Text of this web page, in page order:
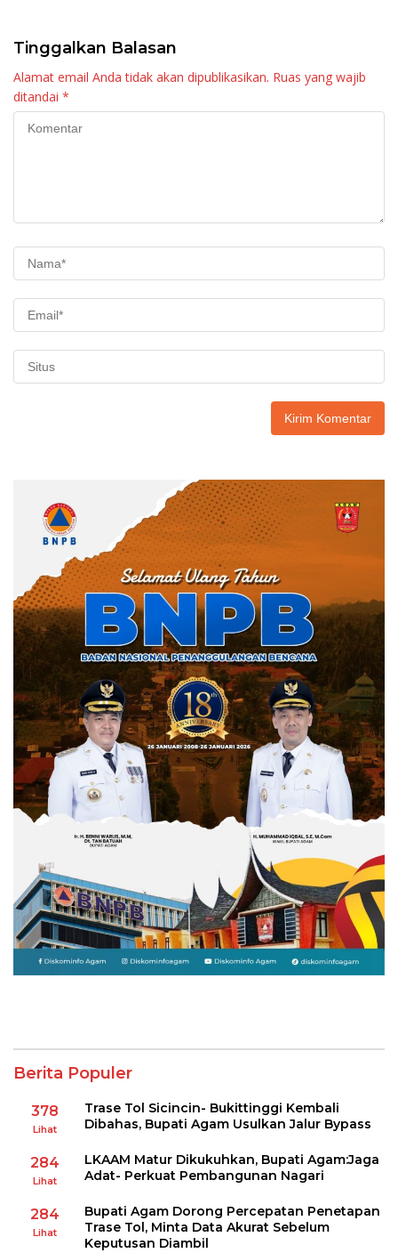
Tinggalkan Balasan
Alamat email Anda tidak akan dipublikasikan. Ruas yang wajib
ditandai *
Berita Populer
378
Lihat
Trase Tol Sicincin- Bukittinggi Kembali
Dibahas, Bupati Agam Usulkan Jalur Bypass
284
Lihat
LKAAM Matur Dikukuhkan, Bupati Agam:Jaga
Adat- Perkuat Pembangunan Nagari
284
Lihat
Bupati Agam Dorong Percepatan Penetapan
Trase Tol, Minta Data Akurat Sebelum
Keputusan Diambil